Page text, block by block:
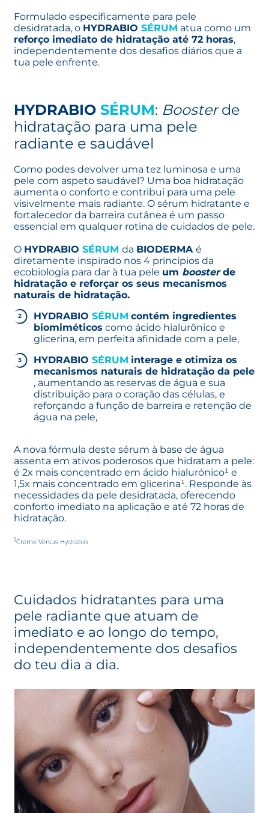
Formulado especificamente para pele
desidratada, o HYDRABIO SÉRUM atua como um
reforço imediato de hidratação até 72 horas,
independentemente dos desafios diários que a
tua pele enfrente.
HYDRABIO SÉRUM: Boosterde
hidratação para uma pele
radiante e saudável
Como podes devolver uma tez luminosa e uma
pele com aspeto saudável? Uma boa hidratação
aumenta o conforto e contribui para uma pele
visivelmente mais radiante. O sérum hidratante e
fortalecedor da barreira cutânea é um passo
essencial em qualquer rotina de cuidados de pele.
O HYDRABIO SÉRUM da BIODERMA é
diretamente inspirado nos 4 princípios da
ecobiologia para dar à tua pele um boosterde
hidratação e reforçar os seus mecanismos
naturais de hidratação.
HYDRABIO SÉRUM contém ingredientes
biomiméticos como ácido hialurônico e
glicerina, em perfeita afinidade com a pele,
HYDRABIO SÉRUM interage e otimiza os
mecanismos naturais de hidratação da pele
, aumentando as reservas de água e sua
distribuição para o coração das células, e
reforçando a função de barreira e retenção de
água na pele,
A nova fórmula deste sérum à base de água
assenta em ativos poderosos que hidratam a pele:
é 2x mais concentrado em ácido hialurónico¹ e
1,5x mais concentrado em glicerina¹. Responde às
necessidades da pele desidratada, oferecendo
conforto imediato na aplicação e até 72 horas de
hidratação.
1Creme Versus Hydrabio
Cuidados hidratantes para uma
pele radiante que atuam de
imediato e ao longo do tempo,
independentemente dos desafios
do teu dia a dia.